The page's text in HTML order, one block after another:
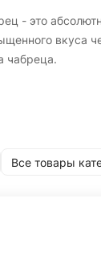
- это
вкуса
чабреца.
Все товары